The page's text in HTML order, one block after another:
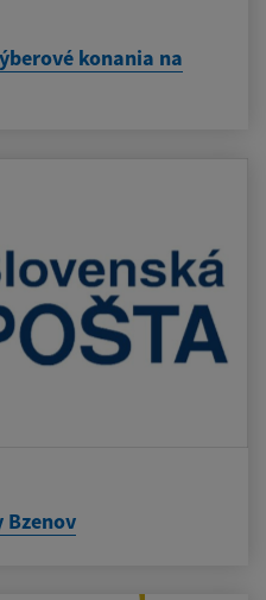
konania na
Bzenov